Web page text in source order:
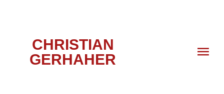
CHRISTIAN
GERHAHER